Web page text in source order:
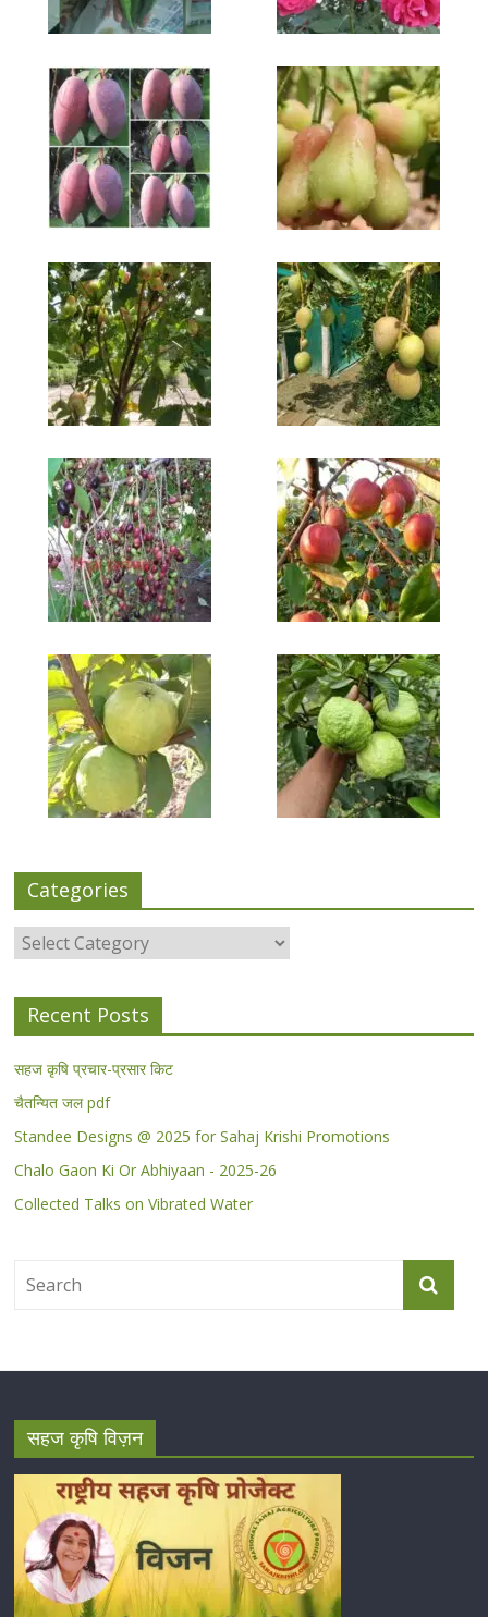
Categories
Categories
Recent Posts
सहज कृषि प्रचार-प्रसार किट
चैतन्यित जल pdf
Standee Designs @ 2025 for Sahaj Krishi Promotions
Chalo Gaon Ki Or Abhiyaan - 2025-26
Collected Talks on Vibrated Water
सहज कृषि विज़न